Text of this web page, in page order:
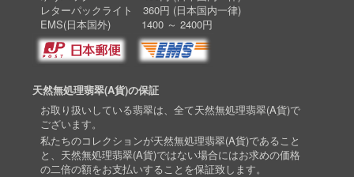
レターパックライト 360円 (日本国内一律)
EMS(日本国外) 1400 ～ 2400円
天然無処理翡翠(A貨)の保証
お取り扱いしている翡翠は、全て天然無処理翡翠(A貨)で
ございます。
私たちのコレクションが天然無処理翡翠(A貨)であること
と、天然無処理翡翠(A貨)ではない場合にはお求めの価格
の二倍の額をお支払いすることを保証致します。